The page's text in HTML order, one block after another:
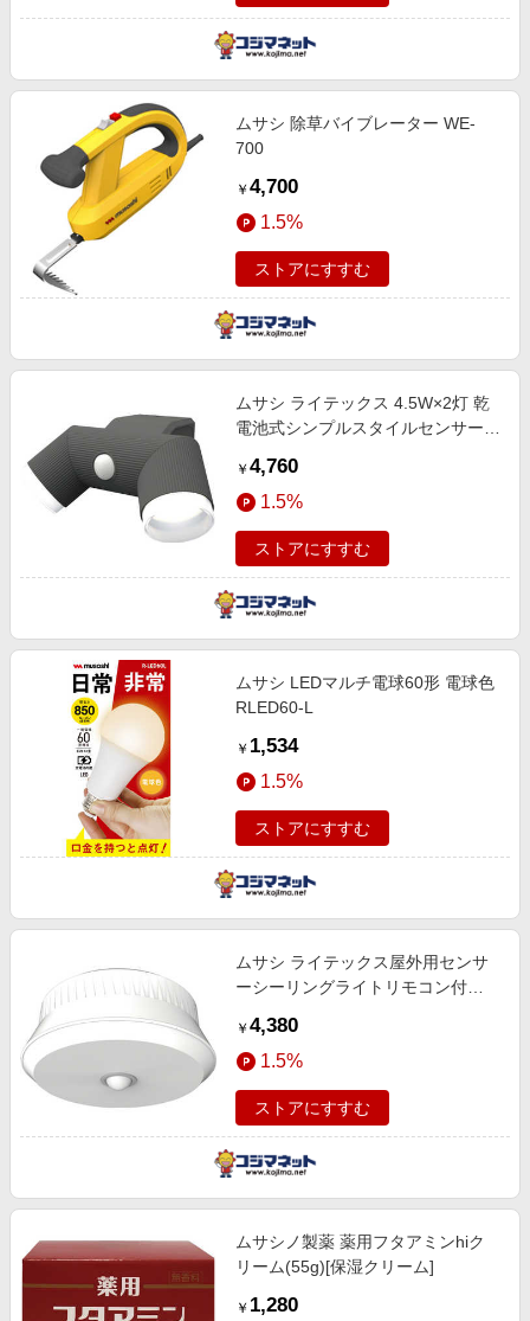
ムサシ 除草バイブレーター WE-
700
￥ 4,700
1.5%
ストアにすすむ
ムサシ ライテックス 4.5W×2灯 乾
電池式シンプルスタイルセンサーラ
￥ 4,760
1.5%
ストアにすすむ
ムサシ LEDマルチ電球60形 電球色
RLED60-L
￥ 1,534
1.5%
ストアにすすむ
ムサシ ライテックス屋外用センサ
ーシーリングライトリモコン付
￥ 4,380
1.5%
ストアにすすむ
ムサシノ製薬 薬用フタアミンhiク
リーム(55g)[保湿クリーム]
￥ 1,280